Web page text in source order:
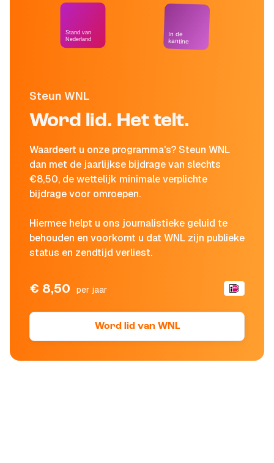
Steun WNL
Word lid. Het telt.
Waardeert u onze programma's? Steun WNL
dan met de jaarlijkse bijdrage van slechts
€8,50, de wettelijk minimale verplichte
bijdrage voor omroepen.
Hiermee helpt u ons journalistieke geluid te
behouden en voorkomt u dat WNL zijn publieke
status en zendtijd verliest.
€ 8,50 per jaar
Word lid van WNL
Stand van
Nederland
In de
kantine